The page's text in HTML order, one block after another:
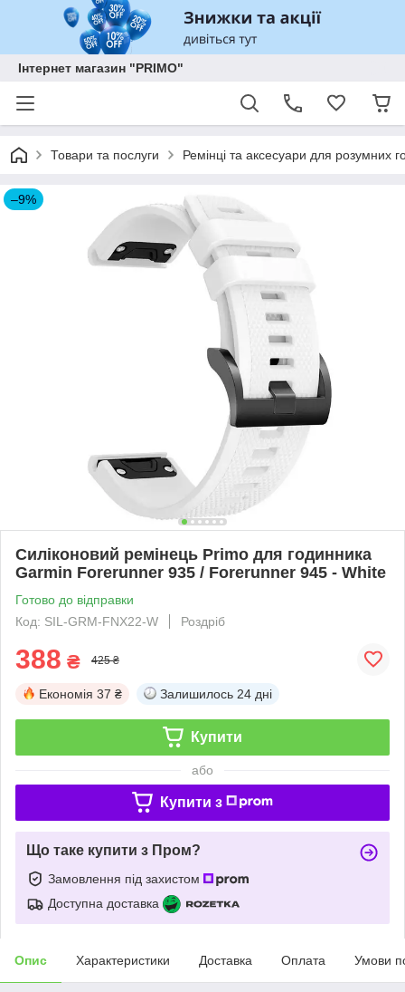
Інтернет магазин "PRIMO"
Товари та послуги Ремінці та аксесуари для розумних
–9%
Силіконовий ремінець Primo для годинника
Garmin Forerunner 935 / Forerunner 945 - White
Готово до відправки
Код: SIL-GRM-FNX22-W
Роздріб
388 ₴ 425 ₴
Економія 37 ₴ Залишилось 24 дні
Купити
або
Купити з
Що таке купити з Пром?
Замовлення під захистом
Доступна доставка
Опис Характеристики Доставка Оплата Умови